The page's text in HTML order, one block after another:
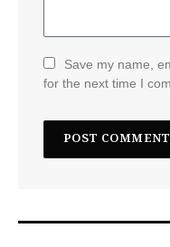
Save my name,
for the next time I